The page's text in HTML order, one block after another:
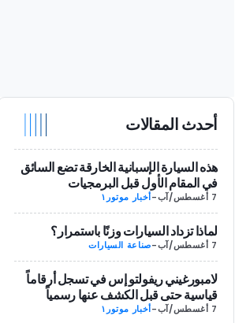
أحدث المقالات
هذه السيارة الإسبانية الخارقة تضع السائق
في المقام الأول قبل البرمجيات
7 أغسطس/آب -أخبار موتور١
لماذا تزداد السيارات وزنًا باستمرار؟
7 أغسطس/آب -صناعة السيارات
لامبورغيني ريفولتو إس في تسجل أرقاماً
قياسية حتى قبل الكشف عنها رسمياً
7 أغسطس/آب -أخبار موتور١